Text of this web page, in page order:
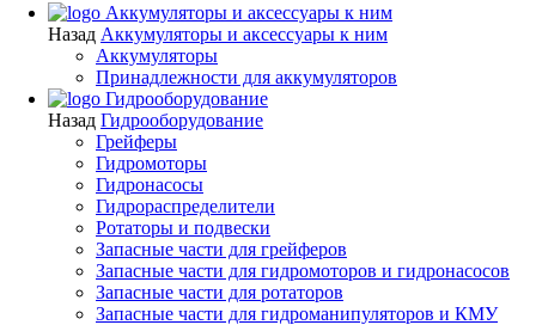
Аккумуляторы и аксессуары к ним
Назад Аккумуляторы и аксессуары к ним
Аккумуляторы
Принадлежности для аккумуляторов
Гидрооборудование
Назад Гидрооборудование
Грейферы
Гидромоторы
Гидронасосы
Гидрораспределители
Ротаторы и подвески
Запасные части для грейферов
Запасные части для гидромоторов и гидронасосов
Запасные части для ротаторов
Запасные части для гидроманипуляторов и КМУ